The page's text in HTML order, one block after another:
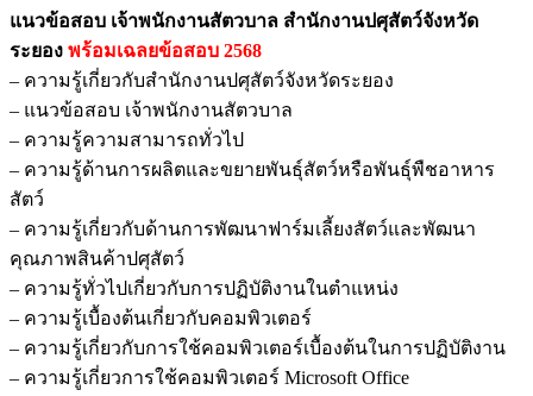
แนวข้อสอบ เจ้าพนักงานสัตวบาล สำนักงานปศุสัตว์จังหวัด
ระยอง พร้อมเฉลยข้อสอบ 2568
– ความรู้เกี่ยวกับสำนักงานปศุสัตว์จังหวัดระยอง
– แนวข้อสอบ เจ้าพนักงานสัตวบาล
– ความรู้ความสามารถทั่วไป
– ความรู้ด้านการผลิตและขยายพันธุ์สัตว์หรือพันธุ์พืชอาหาร
สัตว์
– ความรู้เกี่ยวกับด้านการพัฒนาฟาร์มเลี้ยงสัตว์และพัฒนา
คุณภาพสินค้าปศุสัตว์
– ความรู้ทั่วไปเกี่ยวกับการปฏิบัติงานในตำแหน่ง
– ความรู้เบื้องต้นเกี่ยวกับคอมพิวเตอร์
– ความรู้เกี่ยวกับการใช้คอมพิวเตอร์เบื้องต้นในการปฏิบัติงาน
– ความรู้เกี่ยวการใช้คอมพิวเตอร์ Microsoft Office